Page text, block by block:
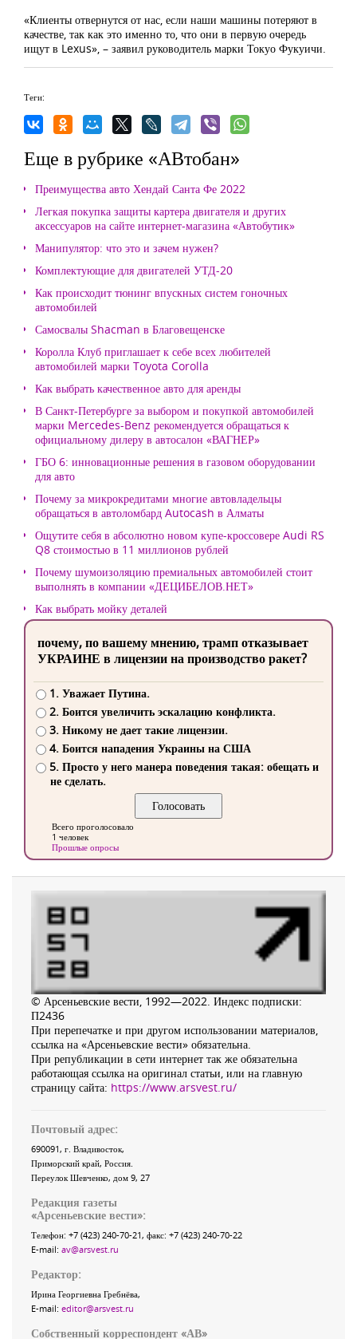
«Клиенты отвернутся от нас, если наши машины потеряют в
качестве, так как это именно то, что они в первую очередь
ищут в Lexus», – заявил руководитель марки Токуо Фукуичи.
Теги:
Еще в рубрике «АВтобан»
Преимущества авто Хендай Санта Фе 2022
Легкая покупка защиты картера двигателя и других
аксессуаров на сайте интернет-магазина «Автобутик»
Манипулятор: что это и зачем нужен?
Комплектующие для двигателей УТД-20
Как происходит тюнинг впускных систем гоночных
автомобилей
Самосвалы Shacman в Благовещенске
Королла Клуб приглашает к себе всех любителей
автомобилей марки Toyota Corolla
Как выбрать качественное авто для аренды
В Санкт-Петербурге за выбором и покупкой автомобилей
марки Mercedes-Benz рекомендуется обращаться к
официальному дилеру в автосалон «ВАГНЕР»
ГБО 6: инновационные решения в газовом оборудовании
для авто
Почему за микрокредитами многие автовладельцы
обращаться в автоломбард Autocash в Алматы
Ощутите себя в абсолютно новом купе-кроссовере Audi RS
Q8 стоимостью в 11 миллионов рублей
Почему шумоизоляцию премиальных автомобилей стоит
выполнять в компании «ДЕЦИБЕЛОВ.НЕТ»
Как выбрать мойку деталей
почему, по вашему мнению, трамп отказывает
УКРАИНЕ в лицензии на производство ракет?
1. Уважает Путина.
2. Боится увеличить эскалацию конфликта.
3. Никому не дает такие лицензии.
4. Боится нападения Украины на США
5. Просто у него манера поведения такая: обещать и
не сделать.
Всего проголосовало
1 человек
Прошлые опросы
© Арсеньевские вести, 1992—2022. Индекс подписки:
П2436
При перепечатке и при другом использовании материалов,
ссылка на «Арсеньевские вести» обязательна.
При републикации в сети интернет так же обязательна
работающая ссылка на оригинал статьи, или на главную
страницу сайта: https://www.arsvest.ru/
Почтовый адрес:
690091, г. Владивосток,
Приморский край, Россия
Переулок Шевченко, дом 9, 27
Редакция газеты
«Арсеньевские вести»:
Телефон: +7 (423) 240-70-21, факс: +7 (423) 240-70-22
E-mail: av@arsvest.ru
Редактор:
Ирина Георгиевна Гребнёва,
E-mail: editor@arsvest.ru
Собственный корреспондент «АВ»